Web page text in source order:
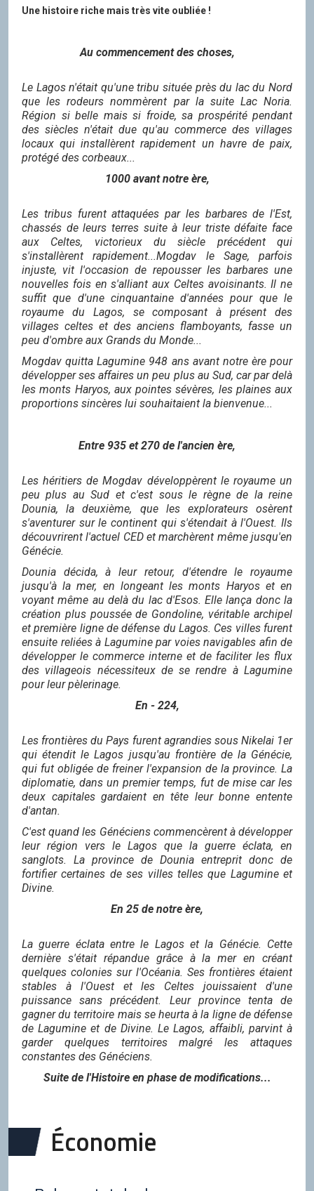
Une histoire riche mais très vite oubliée !
Au commencement des choses,
Le Lagos n'était qu'une tribu située près du lac du Nord
que les rodeurs nommèrent par la suite Lac Noria.
Région si belle mais si froide, sa prospérité pendant
des siècles n'était due qu'au commerce des villages
locaux qui installèrent rapidement un havre de paix,
protégé des corbeaux...
1000 avant notre ère,
Les tribus furent attaquées par les barbares de l'Est,
chassés de leurs terres suite à leur triste défaite face
aux Celtes, victorieux du siècle précédent qui
s'installèrent rapidement...Mogdav le Sage, parfois
injuste, vit l'occasion de repousser les barbares une
nouvelles fois en s'alliant aux Celtes avoisinants. Il ne
suffit que d'une cinquantaine d'années pour que le
royaume du Lagos, se composant à présent des
villages celtes et des anciens flamboyants, fasse un
peu d'ombre aux Grands du Monde...
Mogdav quitta Lagumine 948 ans avant notre ère pour
développer ses affaires un peu plus au Sud, car par delà
les monts Haryos, aux pointes sévères, les plaines aux
proportions sincères lui souhaitaient la bienvenue...
Entre 935 et 270 de l'ancien ère,
Les héritiers de Mogdav développèrent le royaume un
peu plus au Sud et c'est sous le règne de la reine
Dounia, la deuxième, que les explorateurs osèrent
s'aventurer sur le continent qui s'étendait à l'Ouest. Ils
découvrirent l'actuel CED et marchèrent même jusqu'en
Génécie.
Dounia décida, à leur retour, d'étendre le royaume
jusqu'à la mer, en longeant les monts Haryos et en
voyant même au delà du lac d'Esos. Elle lança donc la
création plus poussée de Gondoline, véritable archipel
et première ligne de défense du Lagos. Ces villes furent
ensuite reliées à Lagumine par voies navigables afin de
développer le commerce interne et de faciliter les flux
des villageois nécessiteux de se rendre à Lagumine
pour leur pèlerinage.
En - 224,
Les frontières du Pays furent agrandies sous Nikelai 1er
qui étendit le Lagos jusqu'au frontière de la Génécie,
qui fut obligée de freiner l'expansion de la province. La
diplomatie, dans un premier temps, fut de mise car les
deux capitales gardaient en tête leur bonne entente
d'antan.
C'est quand les Généciens commencèrent à développer
leur région vers le Lagos que la guerre éclata, en
sanglots. La province de Dounia entreprit donc de
fortifier certaines de ses villes telles que Lagumine et
Divine.
En 25 de notre ère,
La guerre éclata entre le Lagos et la Génécie. Cette
dernière s'était répandue grâce à la mer en créant
quelques colonies sur l'Océania. Ses frontières étaient
stables à l'Ouest et les Celtes jouissaient d'une
puissance sans précédent. Leur province tenta de
gagner du territoire mais se heurta à la ligne de défense
de Lagumine et de Divine. Le Lagos, affaibli, parvint à
garder quelques territoires malgré les attaques
constantes des Généciens.
Suite de l'Histoire en phase de modifications...
Économie